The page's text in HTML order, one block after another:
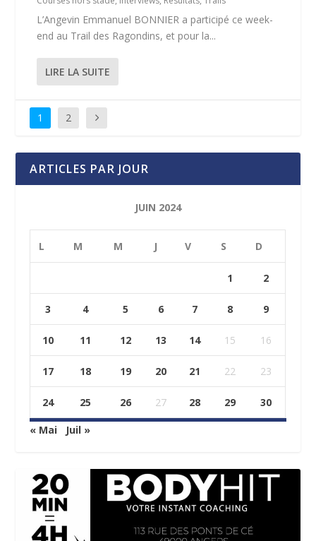
L’Angevin Emmanuel BONNIER a participé ce week-
end au Trail des Ragondins, et pour la...
LIRE LA SUITE
1 2
ARTICLES PAR JOUR
JUIN 2024
L M M J V S D
1 2
3 4 5 6 7 8 9
10 11 12 13 14 15 16
17 18 19 20 21 22 23
24 25 26 27 28 29 30
« Mai Juil »